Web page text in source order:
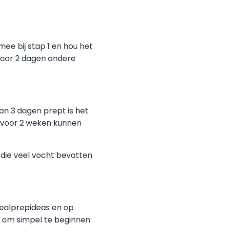
bij stap 1 en hou het
2 dagen andere
3 dagen prept is het
2 weken kunnen
veel vocht bevatten
en op
simpel te beginnen